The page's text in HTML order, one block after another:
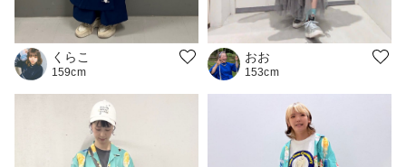
くらこ
159cm
おお
153cm